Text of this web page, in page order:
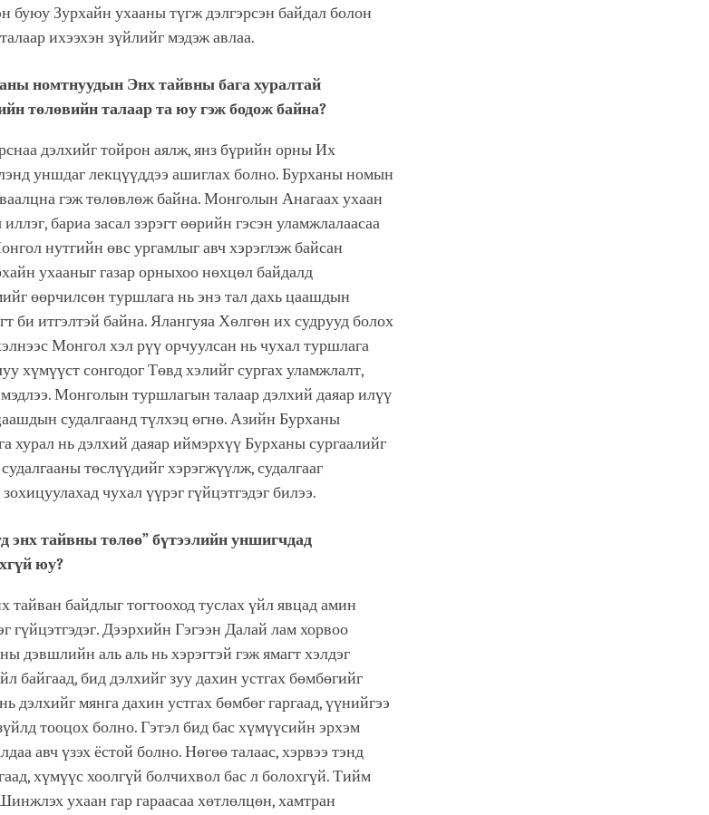
буюу Зурхайн ухааны түгж дэлгэрсэн байдал болон
ихээхэн зүйлийг мэдэж авлаа.
номтнуудын Энх тайвны бага хуралтай
төлөвийн талаар та юу гэж бодож байна?
дэлхийг тойрон аялж, янз бүрийн орны Их
уншдаг лекцүүддээ ашиглах болно. Бурханы номын
гэж төлөвлөж байна. Монголын Анагаах ухаан
бариа засал зэрэгт өөрийн гэсэн уламжлалаасаа
нутгийн өвс ургамлыг авч хэрэглэж байсан
ухааныг газар орныхоо нөхцөл байдалд
өөрчилсөн туршлага нь энэ тал дахь цаашдын
би итгэлтэй байна. Ялангуяа Хөлгөн их судрууд болох
Монгол хэл рүү орчуулсан нь чухал туршлага
хүмүүст сонгодог Төвд хэлийг сургах уламжлалт,
Монголын туршлагын талаар дэлхий даяар илүү
судалгаанд түлхэц өгнө. Азийн Бурханы
хурал нь дэлхий даяар иймэрхүү Бурханы сургаалийг
төслүүдийг хэрэгжүүлж, судалгааг
чухал үүрэг гүйцэтгэдэг билээ.
энх тайвны төлөө” бүтээлийн уншигчдад
юу?
байдлыг тогтооход туслах үйл явцад амин
гүйцэтгэдэг. Дээрхийн Гэгээн Далай лам хорвоо
дэвшлийн аль аль нь хэрэгтэй гэж ямагт хэлдэг
байгаад, бид дэлхийг зуу дахин устгах бөмбөгийг
дэлхийг мянга дахин устгах бөмбөг гаргаад, үүнийгээ
тооцох болно. Гэтэл бид бас хүмүүсийн эрхэм
авч үзэх ёстой болно. Нөгөө талаас, хэрвээ тэнд
хүмүүс хоолгүй болчихвол бас л болохгүй. Тийм
ухаан гар гараасаа хөтлөлцөн, хамтран